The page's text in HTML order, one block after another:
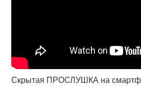
Скрытая ПРОСЛУШКА на